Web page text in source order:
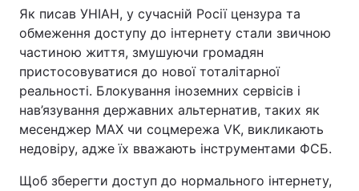
Як писав УНІАН, у сучасній Росії цензура та
обмеження доступу до інтернету стали звичною
частиною життя, змушуючи громадян
пристосовуватися до нової тоталітарної
реальності. Блокування іноземних сервісів і
нав’язування державних альтернатив, таких як
месенджер MAX чи соцмережа VK, викликають
недовіру, адже їх вважають інструментами ФСБ.
Щоб зберегти доступ до нормального інтернету,